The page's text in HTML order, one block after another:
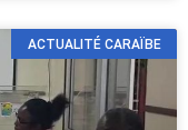
ACTUALITÉ CARAÏBE